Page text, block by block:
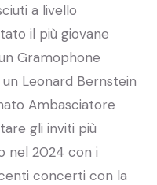
a livello
il più giovane
Gramophone
Leonard Bernstein
Ambasciatore
gli inviti più
nel 2024 con i
concerti con la